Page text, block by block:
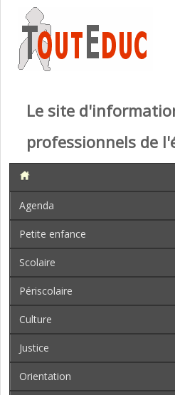
Le site
professionnels de
Agenda
Petite enfance
Scolaire
Périscolaire
Culture
Justice
Orientation